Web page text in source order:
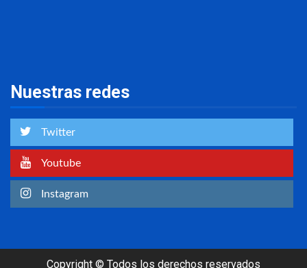
Nuestras redes
Twitter
Youtube
Instagram
Copyright © Todos los derechos reservados